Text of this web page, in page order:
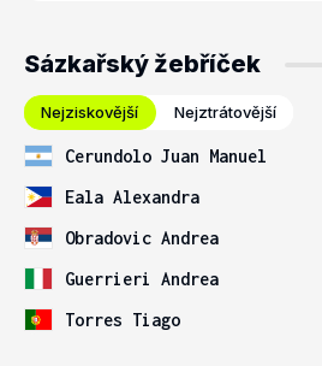
Sázkařský žebříček
Nejziskovější Nejztrátovější
Cerundolo Juan Manuel
Eala Alexandra
Obradovic Andrea
Guerrieri Andrea
Torres Tiago